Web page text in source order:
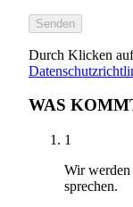
Senden
Durch Klicken
WAS
1
Wir
sprechen.